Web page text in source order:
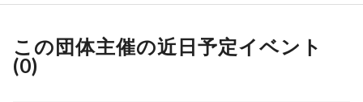
この団体主催の近日予定イベント
(0)